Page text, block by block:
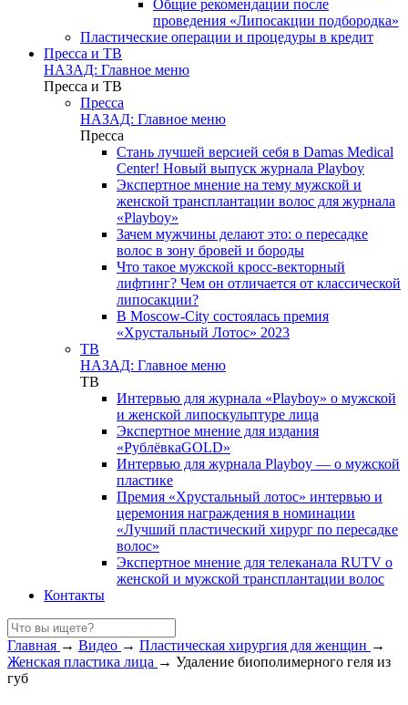
Общие рекомендации после
проведения «Липосакции подбородка»
Пластические операции и процедуры в кредит
Пресса и ТВ
НАЗАД: Главное меню
Пресса и ТВ
Пресса
НАЗАД: Главное меню
Пресса
Стань лучшей версией себя в Damas Medical
Center! Новый выпуск журнала Playboy
Экспертное мнение на тему мужской и
женской трансплантации волос для журнала
«Playboy»
Зачем мужчины делают это: о пересадке
волос в зону бровей и бороды
Что такое мужской кросс-векторный
лифтинг? Чем он отличается от классической
липосакции?
В Moscow-City состоялась премия
«Хрустальный Лотос» 2023
ТВ
НАЗАД: Главное меню
ТВ
Интервью для журнала «Playboy» о мужской
и женской липоскульптуре лица
Экспертное мнение для издания
«РублёвкаGOLD»
Интервью для журнала Playboy — о мужской
пластике
Премия «Хрустальный лотос» интервью и
церемония награждения в номинации
«Лучший пластический хирург по пересадке
волос»
Экспертное мнение для телеканала RUTV о
женской и мужской трансплантации волос
Контакты
Главная → Видео → Пластическая хирургия для женщин →
Женская пластика лица → Удаление биополимерного геля из
губ